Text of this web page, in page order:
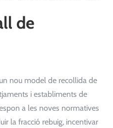
de
nou model de recollida de
i establiments de
a les noves normatives
la fracció rebuig, incentivar